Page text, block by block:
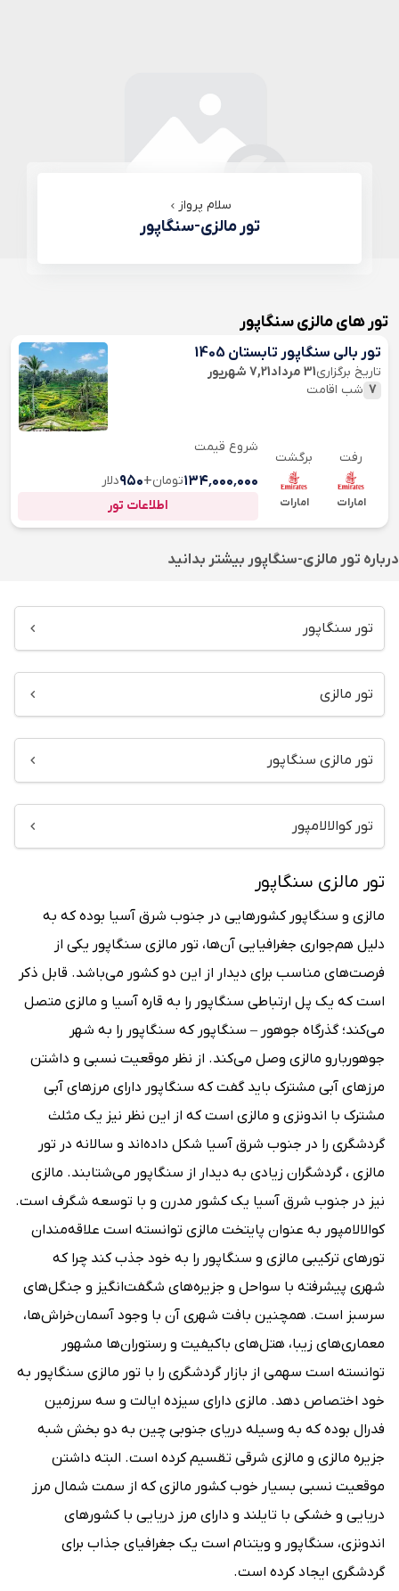
سلام پرواز
تور مالزی-سنگاپور
تور های مالزی سنگاپور
تور بالی سنگاپور تابستان 1405
تاریخ برگزاری31 مرداد7,21 شهریور
7 شب اقامت
رفت
امارات
برگشت
امارات
شروع قیمت
۱۳۴٬۰۰۰٬۰۰۰تومان+۹۵۰دلار
اطلاعات تور
درباره تور مالزی-سنگاپور بیشتر بدانید
تور سنگاپور
تور مالزی
تور مالزی سنگاپور
تور کوالالامپور
تور مالزی سنگاپور
مالزی و سنگاپور کشورهایی در جنوب شرق آسیا بوده که به
دلیل هم‌جواری جغرافیایی آن‌ها، تور مالزی سنگاپور یکی از
فرصت‌های مناسب برای دیدار از این دو کشور می‌باشد. قابل ذکر
است که یک پل ارتباطی سنگاپور را به قاره آسیا و مالزی متصل
می‌کند؛ گذرگاه جوهور – سنگاپور که سنگاپور را به شهر
جوهوربارو مالزی وصل می‌کند. از نظر موقعیت نسبی و داشتن
مرزهای آبی مشترک باید گفت که سنگاپور دارای مرزهای آبی
مشترک با اندونزی و مالزی است که از این نظر نیز یک مثلث
گردشگری را در جنوب شرق آسیا شکل داده‌اند و سالانه در تور
مالزی ، گردشگران زیادی به دیدار از سنگاپور می‌شتابند. مالزی
نیز در جنوب شرق آسیا یک کشور مدرن و با توسعه شگرف است.
کوالالامپور به عنوان پایتخت مالزی توانسته است علاقه‌مندان
تورهای ترکیبی مالزی و سنگاپور را به خود جذب کند چرا که
شهری پیشرفته با سواحل و جزیره‌های شگفت‌انگیز و جنگل‌های
سرسبز است. همچنین بافت شهری آن با وجود آسمان‌خراش‌ها،
معماری‌های زیبا، هتل‌های باکیفیت و رستوران‌ها مشهور
توانسته است سهمی از بازار گردشگری را با تور مالزی سنگاپور به
خود اختصاص دهد. مالزی دارای سیزده ایالت و سه سرزمین
فدرال بوده که به وسیله دریای جنوبی چین به دو بخش شبه
جزیره مالزی و مالزی شرقی تقسیم کرده است. البته داشتن
موقعیت نسبی بسیار خوب کشور مالزی که از سمت شمال مرز
دریایی و خشکی با تایلند و دارای مرز دریایی با کشورهای
اندونزی، سنگاپور و ویتنام است یک جغرافیای جذاب برای
گردشگری ایجاد کرده است.